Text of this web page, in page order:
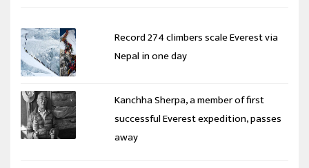
Record 274 climbers scale Everest via
Nepal in one day
Kanchha Sherpa, a member of first
successful Everest expedition, passes
away